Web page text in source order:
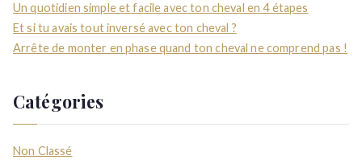
Un quotidien simple et facile avec ton cheval en 4 étapes
Et si tu avais tout inversé avec ton cheval ?
Arrête de monter en phase quand ton cheval ne comprend pas !
Catégories
Non Classé